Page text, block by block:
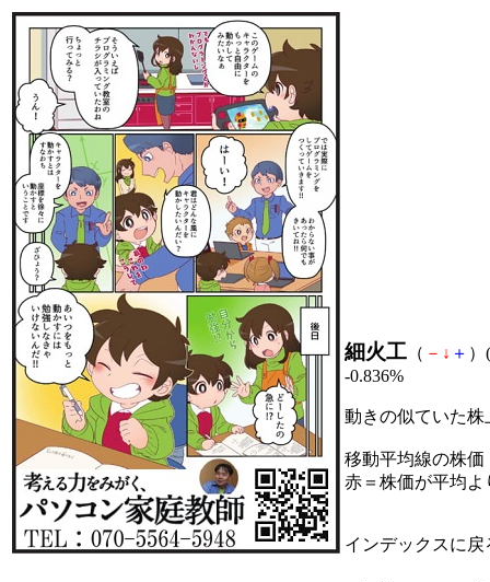
細火工 （ － ↓ ＋
-0.836%
動きの似ていた
移動平均線の株価
赤＝株価が平均
インデックスに戻